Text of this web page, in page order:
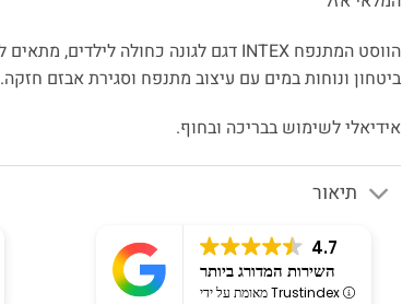
ביטחון ונוחות במים עם עיצוב מתנפח וסגירת אבזם חזקה.
אידיאלי לשימוש בבריכה ובחוף.
תיאור
4.7
השירות המדורג ביותר
מאומת על ידי Trustindex